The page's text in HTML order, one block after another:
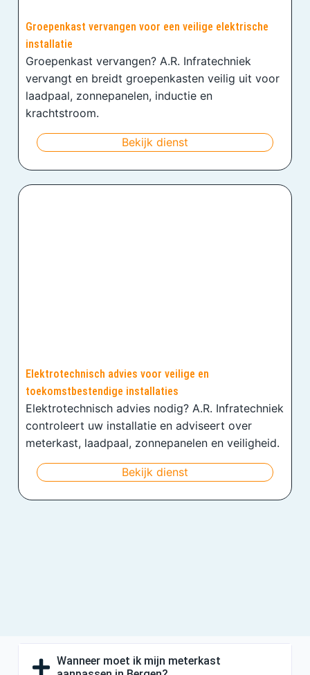
Groepenkast vervangen voor een veilige elektrische
installatie
Groepenkast vervangen? A.R. Infratechniek
vervangt en breidt groepenkasten veilig uit voor
laadpaal, zonnepanelen, inductie en
krachtstroom.
Bekijk dienst
Elektrotechnisch advies voor veilige en
toekomstbestendige installaties
Elektrotechnisch advies nodig? A.R. Infratechniek
controleert uw installatie en adviseert over
meterkast, laadpaal, zonnepanelen en veiligheid.
Bekijk dienst
Wanneer moet ik mijn meterkast